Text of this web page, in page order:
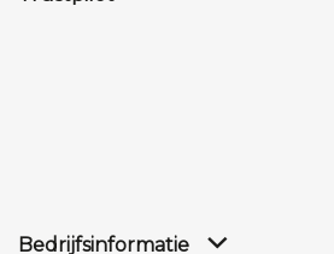
Bedrijfsinformatie